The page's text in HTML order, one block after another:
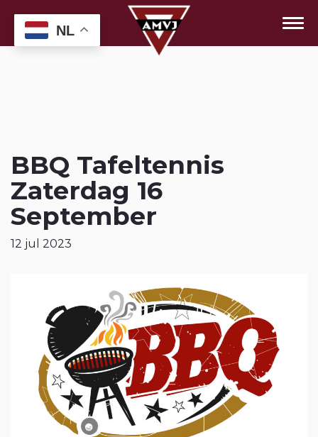
BBQ Tafeltennis
Zaterdag 16
September
12 jul 2023
NL